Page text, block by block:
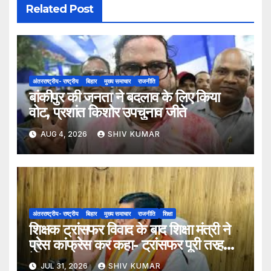
Related Post
अंतरराष्ट्रीय- राष्ट्रीय बिहार मुख्य समाचार राजनीति
बांकीपुर की जनता ने बदलाव के लिए किया
वोट, प्रशांत किशोर उपचुनाव जीते
AUG 4, 2026 SHIV KUMAR
अंतरराष्ट्रीय- राष्ट्रीय बिहार मुख्य समाचार राजनीति शिक्षा
शिक्षक ट्रांसफर विवाद के बाद शिक्षा मंत्री ने
प्रेस कांफ्रेस कर कहा- ट्रांसफर पूरी तरह
ऐच्छिक
JUL 31, 2026 SHIV KUMAR